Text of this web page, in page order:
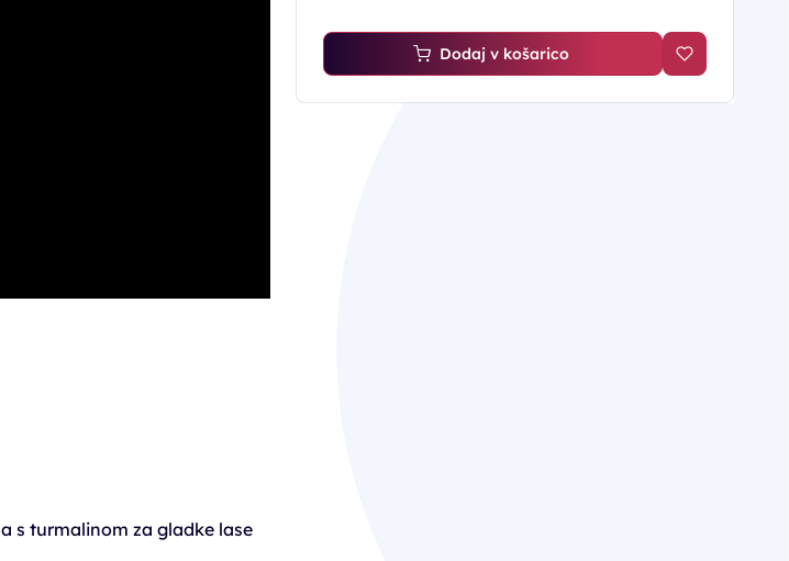
s turmalinom za gladke lase
Dodaj v košarico